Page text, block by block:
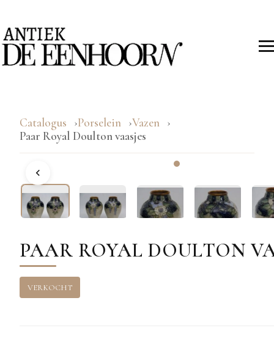
Catalogus Porselein
Vazen
Paar Royal Doulton vaasjes
PAAR ROYAL DOULTON
VERKOCHT